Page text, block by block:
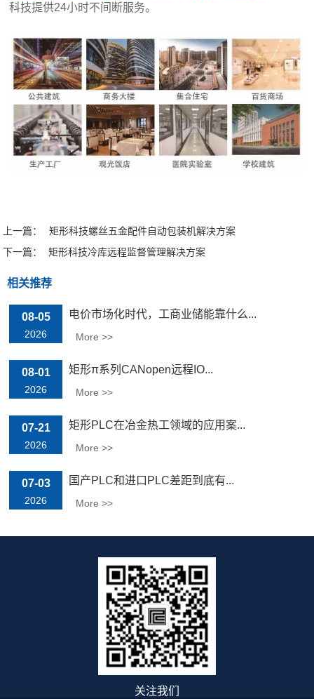
科技提供24小时不间断服务。
上一篇：
矩形科技螺丝五金配件自动包装机解决方案
下一篇：
矩形科技冷库远程监督管理解决方案
相关推荐
08-05
2026
电价市场化时代，工商业储能靠什么...
More >>
08-01
2026
矩形π系列CANopen远程IO...
More >>
07-21
2026
矩形PLC在冶金热工领域的应用案...
More >>
07-03
2026
国产PLC和进口PLC差距到底有...
More >>
关注我们